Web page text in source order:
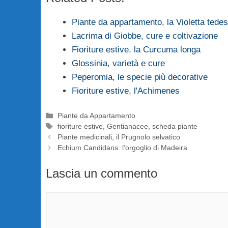
Piante da appartamento, la Violetta
Lacrima di Giobbe, cure e coltivazione
Fioriture estive, la Curcuma longa
Glossinia, varietà e cure
Peperomia, le specie più decorative
Fioriture estive, l'Achimenes
Categorie
Piante da Appartamento
Tag
fioriture estive, Gentianacee, scheda piante
Piante medicinali, il Prugnolo selvatico
Echium Candidans: l’orgoglio di Madeira
Lascia un commento